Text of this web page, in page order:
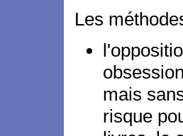
Les
mais
risque